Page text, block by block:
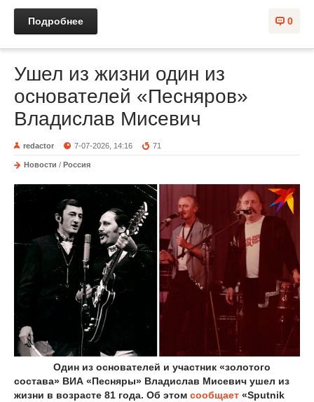
0
Подробнее
Ушел из жизни один из
основателей «Песняров»
Владислав Мисевич
redactor 7-07-2026, 14:16 71
Новости / Россия
Один из основателей и участник «золотого
состава» ВИА «Песняры» Владислав Мисевич ушел из
жизни в возрасте 81 года. Об этом сообщает «Sputnik